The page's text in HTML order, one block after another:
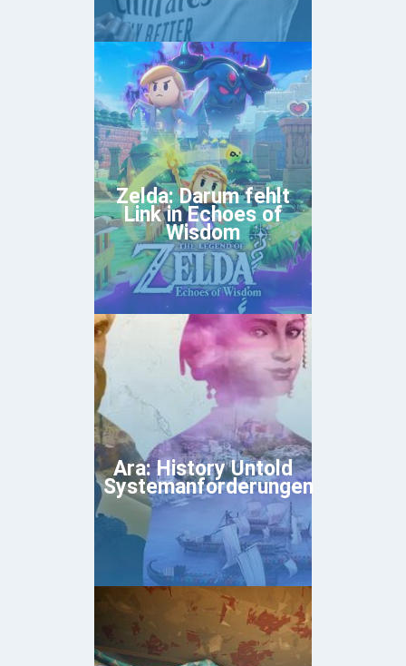
Zelda: Darum fehlt
Link in Echoes of
Wisdom
Ara: History Untold
Systemanforderungen